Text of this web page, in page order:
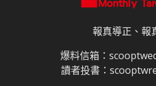
報真導正、報
爆料信箱：
讀者投書：